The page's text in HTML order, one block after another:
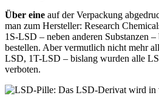
Über eine auf der Verpackung
man zum Hersteller: Research
1S-LSD – neben anderen Substanzen
bestellen. Aber vermutlich nicht mehr
LSD, 1T-LSD – bislang wurden alle
verboten.